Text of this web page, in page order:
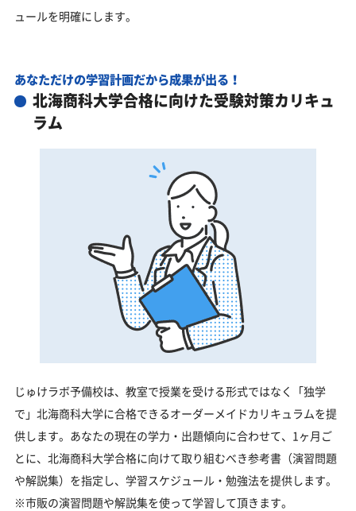
ュールを明確にします。
あなただけの学習計画だから成果が出る！
北海商科大学合格に向けた受験対策カリキュ
ラム
じゅけラボ予備校は、教室で授業を受ける形式ではなく「独学
で」北海商科大学に合格できるオーダーメイドカリキュラムを提
供します。あなたの現在の学力・出題傾向に合わせて、1ヶ月ご
とに、北海商科大学合格に向けて取り組むべき参考書（演習問題
や解説集）を指定し、学習スケジュール・勉強法を提供します。
※市販の演習問題や解説集を使って学習して頂きます。